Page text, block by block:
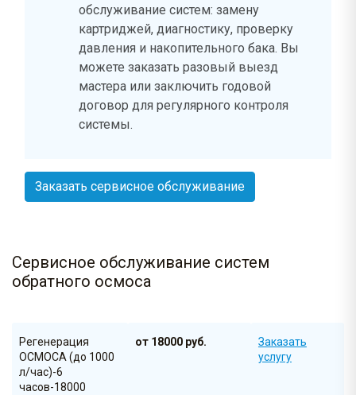
обслуживание систем: замену
картриджей, диагностику, проверку
давления и накопительного бака. Вы
можете заказать разовый выезд
мастера или заключить годовой
договор для регулярного контроля
системы.
Заказать сервисное обслуживание
Сервисное обслуживание систем
обратного осмоса
Регенерация
ОСМОСА (до 1000
л/час)-6
часов-18000
от 18000 руб.
Заказать
услугу